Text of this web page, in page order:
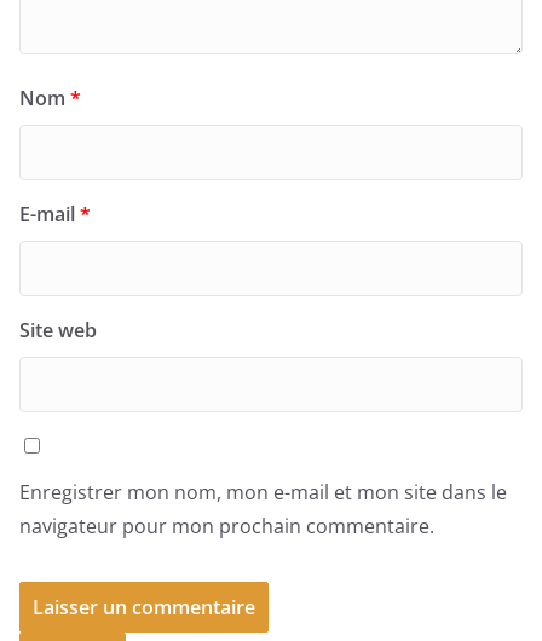
Nom *
E-mail*
Site web
Enregistrer mon nom, mon e-mail et mon site dans le
navigateur pour mon prochain commentaire.